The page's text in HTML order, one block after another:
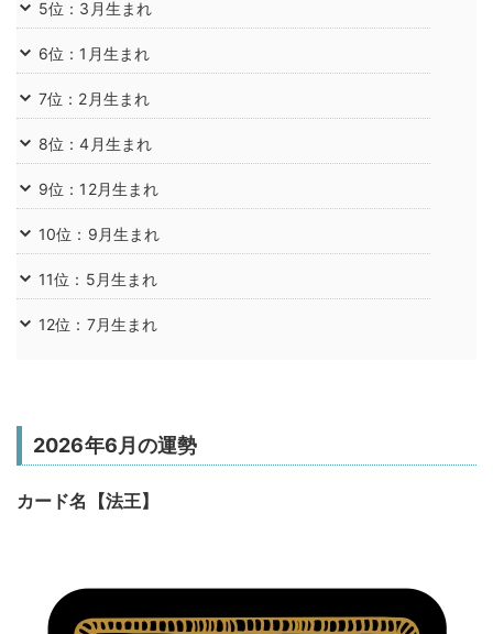
5位：3月生まれ
6位：1月生まれ
7位：2月生まれ
8位：4月生まれ
9位：12月生まれ
10位：9月生まれ
11位：5月生まれ
12位：7月生まれ
2026年6月の運勢
カード名【法王】